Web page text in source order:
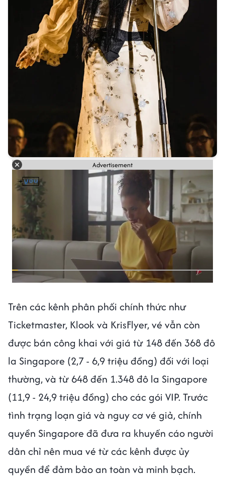
Advertisement
Trên các kênh phân phối chính thức như
Ticketmaster, Klook và KrisFlyer, vé vẫn còn
được bán công khai với giá từ 148 đến 368 đô
la Singapore (2,7 - 6,9 triệu đồng) đối với loại
thường, và từ 648 đến 1.348 đô la Singapore
(11,9 - 24,9 triệu đồng) cho các gói VIP. Trước
tình trạng loạn giá và nguy cơ vé giả, chính
quyền Singapore đã đưa ra khuyến cáo người
dân chỉ nên mua vé từ các kênh được ủy
quyền để đảm bảo an toàn và minh bạch.